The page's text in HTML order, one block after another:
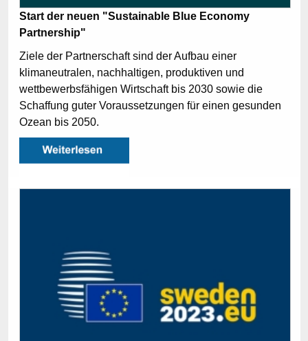
Start der neuen "Sustainable Blue Economy
Partnership"
Ziele der Partnerschaft sind der Aufbau einer
klimaneutralen, nachhaltigen, produktiven und
wettbewerbsfähigen Wirtschaft bis 2030 sowie die
Schaffung guter Voraussetzungen für einen gesunden
Ozean bis 2050.